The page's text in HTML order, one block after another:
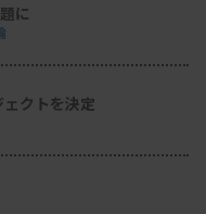
に
クトを決定